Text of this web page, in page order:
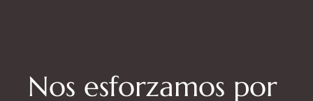
Nos esforzamos por